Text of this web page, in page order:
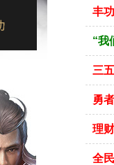
丰
“我
三
勇
理
全